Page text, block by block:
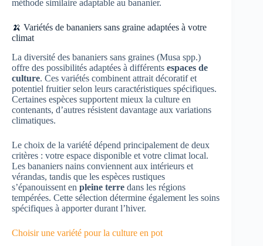
méthode similaire adaptable au bananier.
🍌 Variétés de bananiers sans graine adaptées à votre
climat
La diversité des bananiers sans graines (Musa spp.)
offre des possibilités adaptées à différents espaces de
culture. Ces variétés combinent attrait décoratif et
potentiel fruitier selon leurs caractéristiques spécifiques.
Certaines espèces supportent mieux la culture en
contenants, d’autres résistent davantage aux variations
climatiques.
Le choix de la variété dépend principalement de deux
critères : votre espace disponible et votre climat local.
Les bananiers nains conviennent aux intérieurs et
vérandas, tandis que les espèces rustiques
s’épanouissent en pleine terre dans les régions
tempérées. Cette sélection détermine également les soins
spécifiques à apporter durant l’hiver.
Choisir une variété pour la culture en pot